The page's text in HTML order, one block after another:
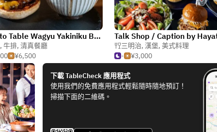
Farm to Table Wagyu Yakiniku BBQ All-You-Can-Eat Dotonbori Restaurant
, 牛排, 清真餐廳
¥6,500
三明治, 漢堡, 美式料理
-
¥3,000
下載 TableCheck 應用程式
使用我們的免費應用程式輕鬆隨時隨地預訂！
掃描下面的二維碼。